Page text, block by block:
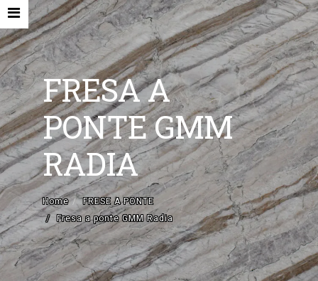
HOME
AZIENDA
MACCHINE NUOVE E ACCESSORI
MACCHINE USATE
CONTATTI
FRESA A
PONTE GMM
RADIA
Home
FRESE A PONTE
Fresa a ponte GMM Radia